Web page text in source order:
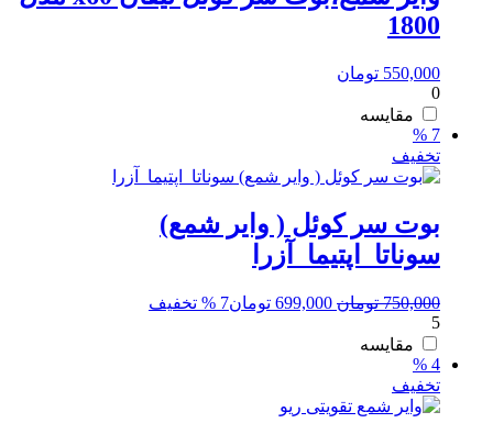
1800
550,000 تومان
0
مقایسه
7 %
تخفیف
بوت سر کوئل ( وایر شمع)
سوناتا_اپتیما_آزرا
750,000 تومان قیمت
699,000 تومان7 % تخفیف
5
مقایسه
4 %
تخفیف